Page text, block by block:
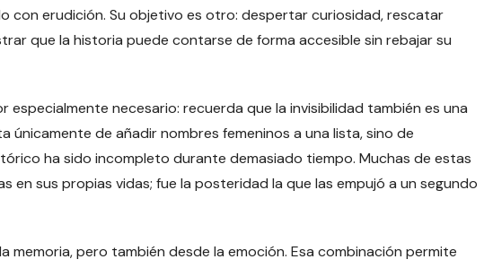
con erudición. Su objetivo es otro: despertar curiosidad, rescatar
que la historia puede contarse de forma accesible sin rebajar su
especialmente necesario: recuerda que la invisibilidad también es una
únicamente de añadir nombres femeninos a una lista, sino de
ha sido incompleto durante demasiado tiempo. Muchas de estas
en sus propias vidas; fue la posteridad la que las empujó a un segundo
memoria, pero también desde la emoción. Esa combinación permite